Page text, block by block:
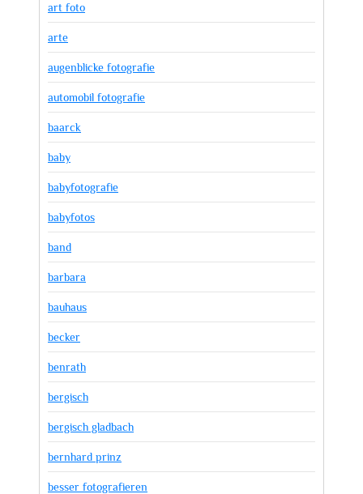
art foto
arte
augenblicke fotografie
automobil fotografie
baarck
baby
babyfotografie
babyfotos
band
barbara
bauhaus
becker
benrath
bergisch
bergisch gladbach
bernhard prinz
besser fotografieren